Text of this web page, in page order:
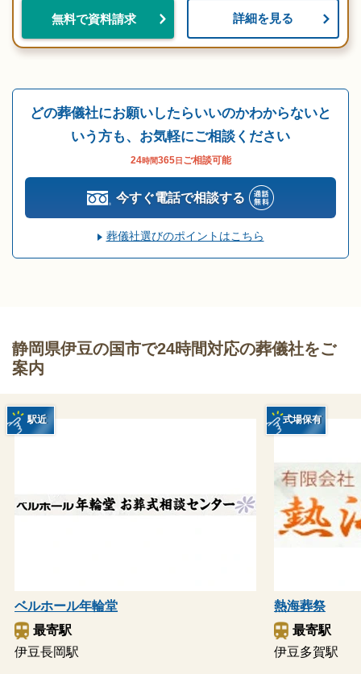
無料で資料請求 詳細を見る
どの葬儀社にお願いしたらいいのかわからないと
いう方も、お気軽にご相談ください
24時間365日 ご相談可能
今すぐ電話で相談する
葬儀社選びのポイントはこちら
静岡県伊豆の国市で24時間対応の葬儀社をご
案内
ベルホール年輪堂
最寄駅
伊豆長岡駅
駅近
熱海葬祭
最寄駅
伊豆多賀駅
式場保有